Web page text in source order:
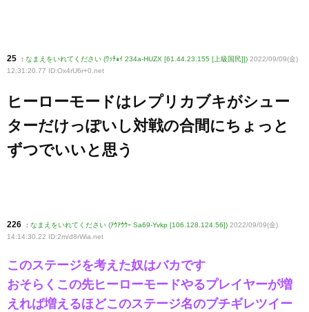
25 : なまえをいれてください (ﾜｯﾁｮｲ 234a-HUZX [61.44.23.155 [上級国民]]) 2022/09/09(金)
12:31:20.77 ID:Ox4rU6r+0 .net
ヒーローモードはレプリカブキがシュー
ターだけっぽいし対戦の合間にちょっと
ずつでいいと思う
226 : なまえをいれてください (ｱｳｱｳｳｰ Sa69-Yvkp [106.128.124.56]) 2022/09/09(金)
14:14:30.22 ID:2m/d8rWia.net
このステージを考えた奴はバカです
おそらくこの先ヒーローモードやるプレイヤーが増
えれば増えるほどこのステージ名のブチギレツイー